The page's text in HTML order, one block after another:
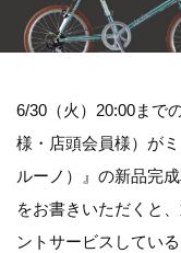
6/30（火）20:00まで
様・店頭会員様）が
ルーノ）』の新品完
をお書きいただくと
ントサービスしてい